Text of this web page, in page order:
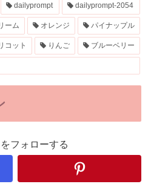
dailyprompt dailyprompt-2054
ーム オレンジ パイナップル
コット りんご ブルーベリー
フォローする